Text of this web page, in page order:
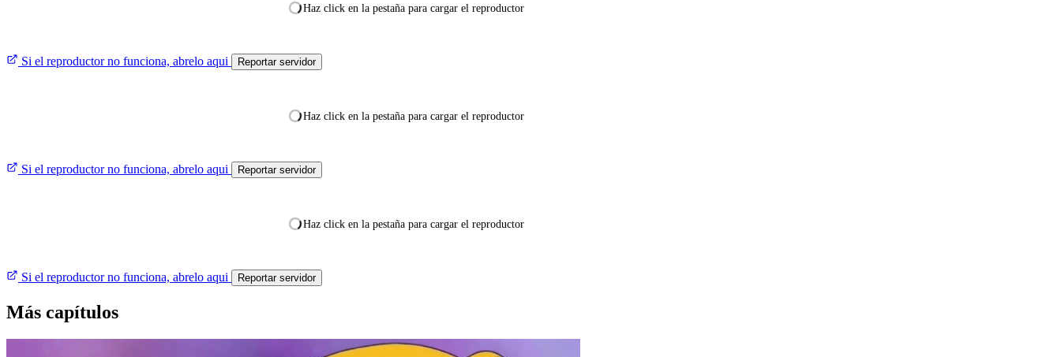
Haz click en la pestaña para cargar el reproductor
Si el reproductor no funciona, abrelo aqui Reportar servidor
Haz click en la pestaña para cargar el reproductor
Si el reproductor no funciona, abrelo aqui Reportar servidor
Haz click en la pestaña para cargar el reproductor
Si el reproductor no funciona, abrelo aqui Reportar servidor
Más capítulos